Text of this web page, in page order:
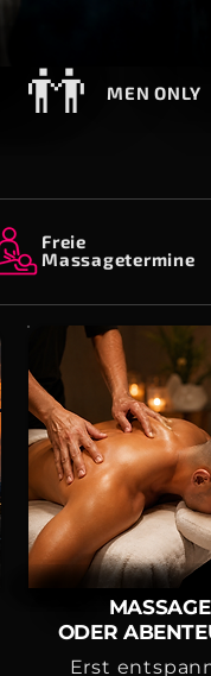
👬 MEN ONLY
Freie
Massagetermine
MASSAGE
ODER
Erst